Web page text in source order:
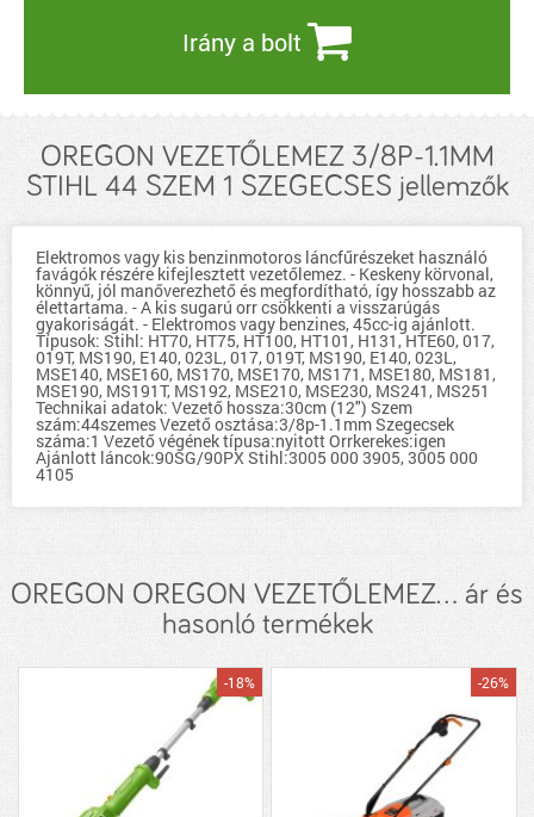
Irány a bolt
OREGON VEZETŐLEMEZ 3/8P-1.1MM
STIHL 44 SZEM 1 SZEGECSES jellemzők
Elektromos vagy kis benzinmotoros láncfűrészeket használó
favágók részére kifejlesztett vezetőlemez. - Keskeny körvonal,
könnyű, jól manőverezhető és megfordítható, így hosszabb az
élettartama. - A kis sugarú orr csökkenti a visszarúgás
gyakoriságát. - Elektromos vagy benzines, 45cc-ig ajánlott.
Típusok: Stihl: HT70, HT75, HT100, HT101, H131, HTE60, 017,
019T, MS190, E140, 023L, 017, 019T, MS190, E140, 023L,
MSE140, MSE160, MS170, MSE170, MS171, MSE180, MS181,
MSE190, MS191T, MS192, MSE210, MSE230, MS241, MS251
Technikai adatok: Vezető hossza:30cm (12") Szem
szám:44szemes Vezető osztása:3/8p-1.1mm Szegecsek
száma:1 Vezető végének típusa:nyitott Orrkerekes:igen
Ajánlott láncok:90SG/90PX Stihl:3005 000 3905, 3005 000
4105
OREGON OREGON VEZETŐLEMEZ... ár és
hasonló termékek
-18% -26%